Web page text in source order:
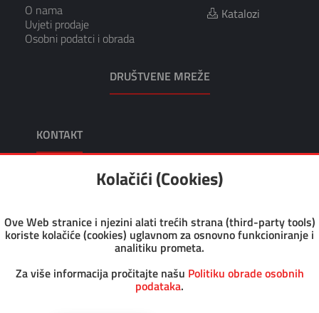
O nama
Uvjeti prodaje
Osobni podatci i obrada
Katalozi
DRUŠTVENE MREŽE
KONTAKT
KIKO TRGOVINA I USLUGE, VL. TOMISLAV KRUŠEC
Adresa: Dragutina Kunovića 10 49218 Pregrada
Fax: +385 49 376 008
Email: kiko@kiko.hr
Pon-Pet: 7.30 - 17.00
Sub: 8.00 - 12.00
OIB: 46126456930
Kolačići (Cookies)
Ove Web stranice i njezini alati trećih strana (third-party tools)
koriste kolačiće (cookies) uglavnom za osnovno funkcioniranje i
analitiku prometa.
Za više informacija pročitajte našu Politiku obrade osobnih
podataka.